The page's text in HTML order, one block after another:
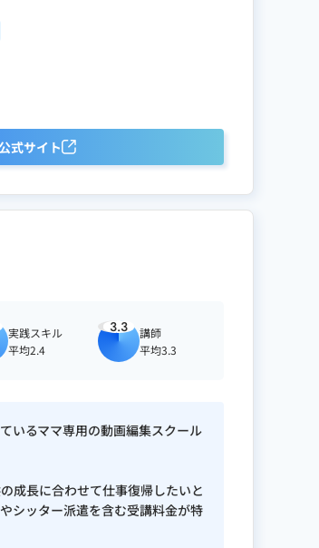
公式サイト
実践スキル
平均2.4
3.3
講師
平均3.3
いるママ専用の動画編集スクール
成長に合わせて仕事復帰したいと
シッター派遣を含む受講料金が特